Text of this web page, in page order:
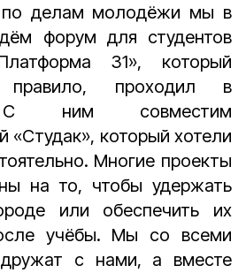
по делам молодёжи мы в
форум для студентов
31», который
проходил в
С ним совместим
«Студак», который хотели
Многие проекты
на то, чтобы удержать
или обеспечить их
учёбы. Мы со всеми
с нами, а вместе